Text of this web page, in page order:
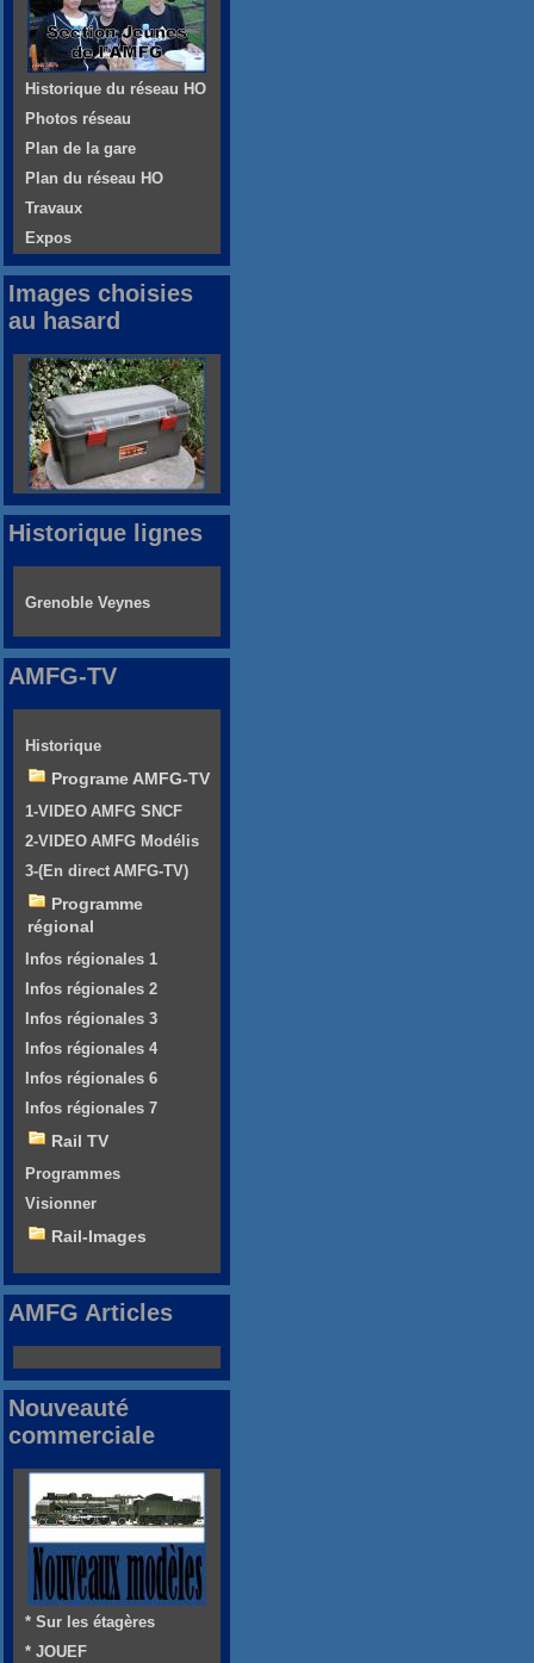
Historique du réseau HO
Photos réseau
Plan de la gare
Plan du réseau HO
Travaux
Expos
Images choisies
au hasard
Historique lignes
Grenoble Veynes
AMFG-TV
Historique
Programe AMFG-TV
1-VIDEO AMFG SNCF
2-VIDEO AMFG Modélis
3-(En direct AMFG-TV)
Programme
régional
Infos régionales 1
Infos régionales 2
Infos régionales 3
Infos régionales 4
Infos régionales 6
Infos régionales 7
Rail TV
Programmes
Visionner
Rail-Images
AMFG Articles
Nouveauté
commerciale
* Sur les étagères
* JOUEF